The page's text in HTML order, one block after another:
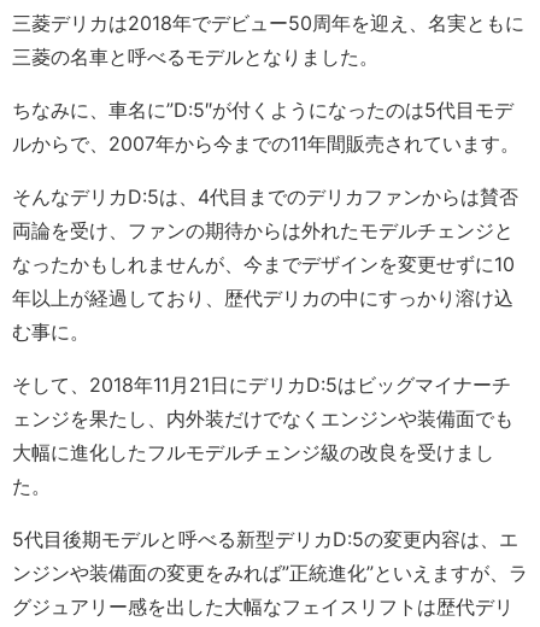
三菱デリカは2018年でデビュー50周年を迎え、名実ともに
三菱の名車と呼べるモデルとなりました。
ちなみに、車名に”D:5″が付くようになったのは5代目モデ
ルからで、2007年から今までの11年間販売されています。
そんなデリカD:5は、4代目までのデリカファンからは賛否
両論を受け、ファンの期待からは外れたモデルチェンジと
なったかもしれませんが、今までデザインを変更せずに10
年以上が経過しており、歴代デリカの中にすっかり溶け込
む事に。
そして、2018年11月21日にデリカD:5はビッグマイナーチ
ェンジを果たし、内外装だけでなくエンジンや装備面でも
大幅に進化したフルモデルチェンジ級の改良を受けまし
た。
5代目後期モデルと呼べる新型デリカD:5の変更内容は、エ
ンジンや装備面の変更をみれば”正統進化”といえますが、ラ
グジュアリー感を出した大幅なフェイスリフトは歴代デリ